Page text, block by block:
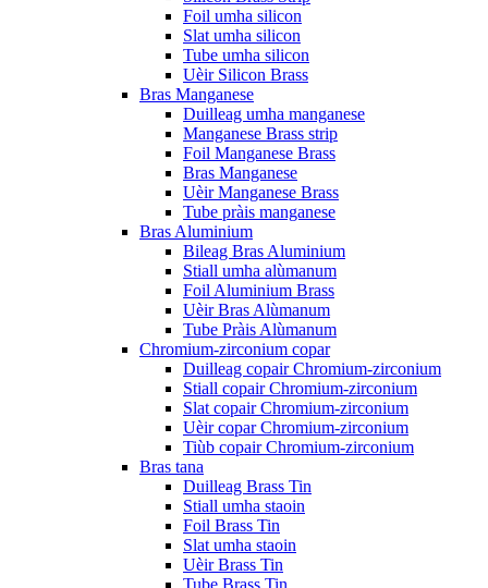
Foil umha silicon
Slat umha silicon
Tube umha silicon
Uèir Silicon Brass
Bras Manganese
Duilleag umha manganese
Manganese Brass strip
Foil Manganese Brass
Bras Manganese
Uèir Manganese Brass
Tube pràis manganese
Bras Aluminium
Bileag Bras Aluminium
Stiall umha alùmanum
Foil Aluminium Brass
Uèir Bras Alùmanum
Tube Pràis Alùmanum
Chromium-zirconium copar
Duilleag copair Chromium-zirconium
Stiall copair Chromium-zirconium
Slat copair Chromium-zirconium
Uèir copar Chromium-zirconium
Tiùb copair Chromium-zirconium
Bras tana
Duilleag Brass Tin
Stiall umha staoin
Foil Brass Tin
Slat umha staoin
Uèir Brass Tin
Tube Brass Tin